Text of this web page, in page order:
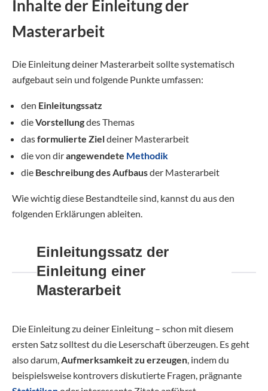
Inhalte der Einleitung der
Masterarbeit
Die Einleitung deiner Masterarbeit sollte systematisch
aufgebaut sein und folgende Punkte umfassen:
den Einleitungssatz
dieVorstellungdes Themas
dasformulierte Zieldeiner Masterarbeit
die von dirangewendete Methodik
die Beschreibung des Aufbausder Masterarbeit
Wie wichtig diese Bestandteile sind, kannst du aus den
folgenden Erklärungen ableiten.
Einleitungssatz der
Einleitung einer
Masterarbeit
Die Einleitung zu deiner Einleitung – schon mit diesem
ersten Satz solltest du die Leserschaft überzeugen. Es geht
also darum,Aufmerksamkeit zu erzeugen, indem du
beispielsweise kontrovers diskutierte Fragen, prägnante